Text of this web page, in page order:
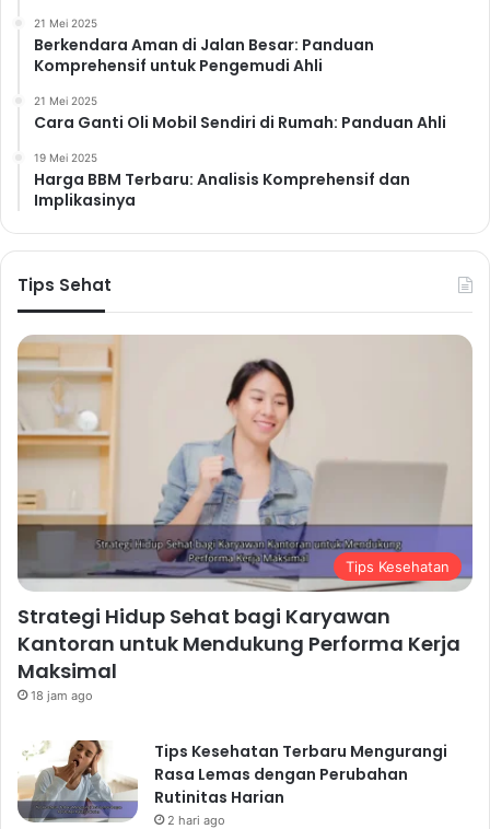
21 Mei 2025
Berkendara Aman di Jalan Besar: Panduan
Komprehensif untuk Pengemudi Ahli
21 Mei 2025
Cara Ganti Oli Mobil Sendiri di Rumah: Panduan Ahli
19 Mei 2025
Harga BBM Terbaru: Analisis Komprehensif dan
Implikasinya
Tips Sehat
Tips Kesehatan
Strategi Hidup Sehat bagi Karyawan
Kantoran untuk Mendukung Performa Kerja
Maksimal
18 jam ago
Tips Kesehatan Terbaru Mengurangi
Rasa Lemas dengan Perubahan
Rutinitas Harian
2 hari ago